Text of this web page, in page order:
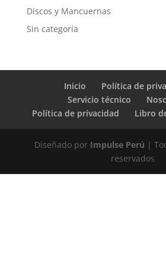
Discos y Mancuernas
Sin categoría
Inicio
Política de
Servicio técnico
Política de privacidad
Libro
Diseñado por Impulse Perú |
reservados